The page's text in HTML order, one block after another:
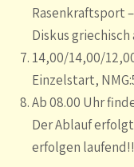
Rasenkraftsport
Diskus griechisch
14,00/14,00/
Einzelstart,
Ab 08.00 Uhr
Der Ablauf
erfolgen laufend!!